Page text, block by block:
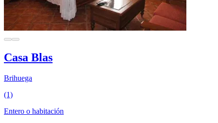
Casa Blas
Brihuega
(1)
Entero o habitación